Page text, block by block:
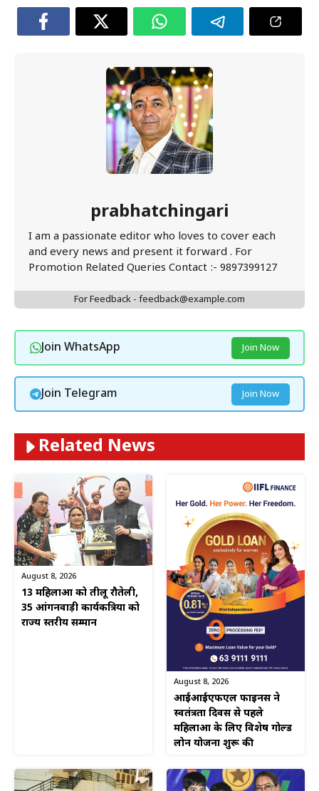
prabhatchingari
I am a passionate editor who loves to cover each
and every news and present it forward . For
Promotion Related Queries Contact :- 9897399127
For Feedback - feedback@example.com
Join WhatsApp Join Now
Join Telegram Join Now
Related News
August 8, 2026
13 महिलाओं को तीलू रौतेली,
35 आंगनवाड़ी कार्यकत्रियों को
राज्य स्तरीय सम्मान
August 8, 2026
आईआईएफएल फाइनेंस ने
स्वतंत्रता दिवस से पहले
महिलाओं के लिए विशेष गोल्ड
लोन योजना शुरू की